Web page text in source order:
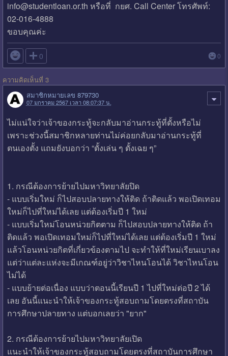
info@studentloan.or.th หรือที่ กยศ. Call Center โทรศัพท์:
02-016-4888
ขอบคุณค่ะ
 0 0
ความคิดเห็นที่ 3
สมาชิกหมายเลข 879730
07 มกราคม 2567 เวลา 08:07:37 น.
ไม่แน่ใจว่าเจ้าของกระทู้จะกลับมาอ่านกระทู้ที่ตั้งหรือไม่
เพราะช่วงนี้สมาชิกหลายท่านไม่ค่อยกลับมาอ่านกระทู้ที่
ตนเองตั้ง แถมยังบอกว่า “ตั้งเล่น ๆ ตั้งเฉย ๆ”
1. กรณีต้องการย้ายไปมหาวิทยาลัยปิด
- แบบเริ่มใหม่ ก็ไปสอบปลายทางให้ติด ถ้าติดแล้ว พอเปิดเทอม
ใหม่ก็ไปที่ใหม่ได้เลย แต่ต้องเริ่มปี 1 ใหม่
- แบบเริ่มใหม่โอนหน่วยกิตตาม ก็ไปสอบปลายทางให้ติด ถ้า
ติดแล้ว พอเปิดเทอมใหม่ก็ไปที่ใหม่ได้เลย แต่ต้องเริ่มปี 1 ใหม่
แล้วโอนหน่วยกิตที่เกี่ยวข้องตามไป จะทำให้ที่ใหม่เรียนเบาลง
แต่ว่าแต่ละแห่งจะมีเกณฑ์อยู่ว่าวิชาไหนโอนได้ วิชาไหนโอน
ไม่ได้
- แบบย้ายต่อเนื่อง แบบว่าตอนนี้เรียนปี 1 ไปที่ใหม่ต่อปี 2 ได้
เลย อันนี้แนะนำให้เจ้าของกระทู้สอบถามโดยตรงที่สถาบัน
การศึกษาปลายทาง แต่บอกเลยว่า "ยาก"
2. กรณีต้องการย้ายไปมหาวิทยาลัยเปิด
แนะนำให้เจ้าของกระทู้สอบถามโดยตรงที่สถาบันการศึกษา